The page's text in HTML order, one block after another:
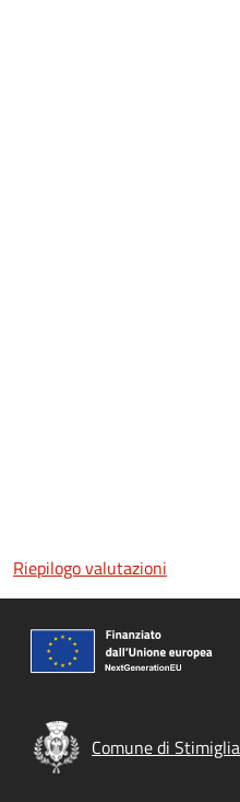
Riepilogo valutazioni
Comune di